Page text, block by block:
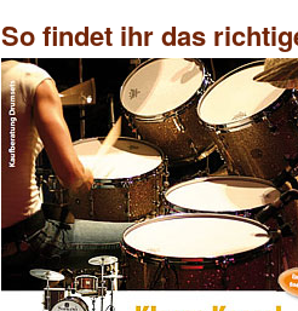
So findet ihr das